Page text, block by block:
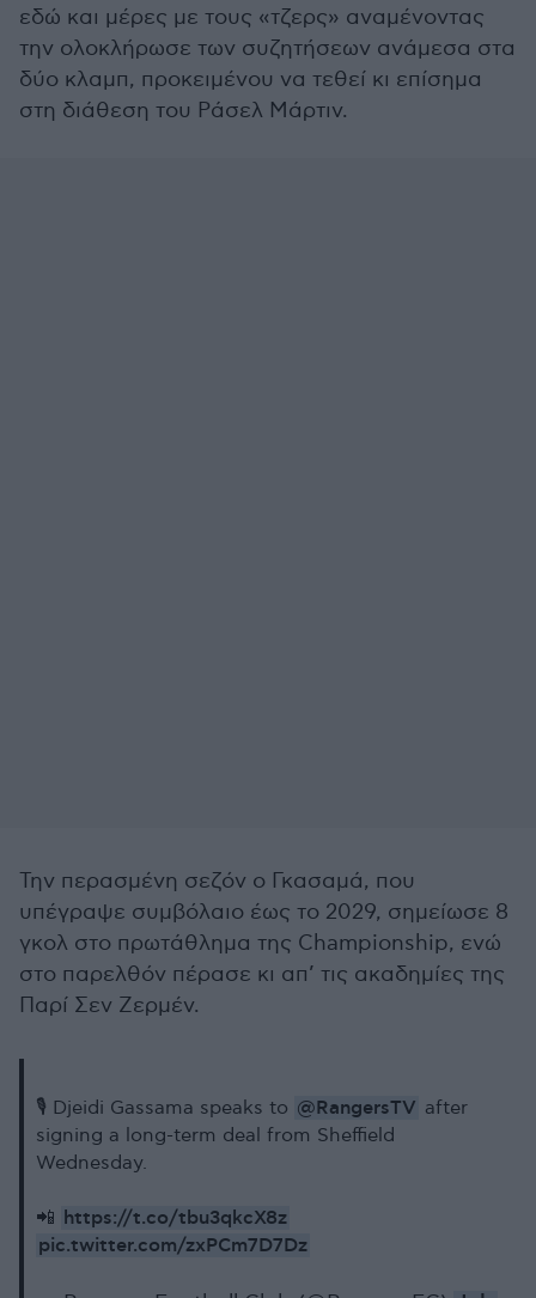
εδώ και μέρες με τους «τζερς» αναμένοντας
την ολοκλήρωσε των συζητήσεων ανάμεσα στα
δύο κλαμπ, προκειμένου να τεθεί κι επίσημα
στη διάθεση του Ράσελ Μάρτιν.
Την περασμένη σεζόν ο Γκασαμά, που
υπέγραψε συμβόλαιο έως το 2029, σημείωσε 8
γκολ στο πρωτάθλημα της Championship, ενώ
στο παρελθόν πέρασε κι απ’ τις ακαδημίες της
Παρί Σεν Ζερμέν.
🎙️ Djeidi Gassama speaks to @RangersTV after
signing a long-term deal from Sheffield
Wednesday.
📲 https://t.co/tbu3qkcX8z
pic.twitter.com/zxPCm7D7Dz